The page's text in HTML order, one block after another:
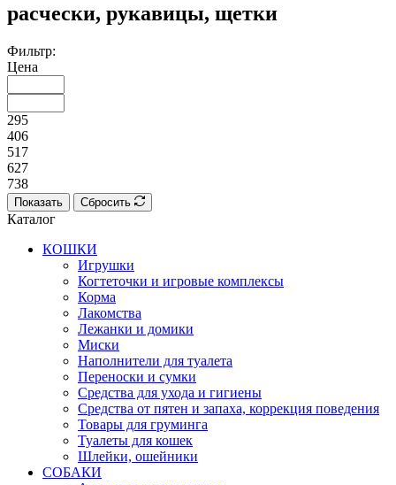
расчески, рукавицы, щетки
Фильтр:
Цена
295
406
517
627
738
Показать Сбросить
Каталог
КОШКИ
Игрушки
Когтеточки и игровые комплексы
Корма
Лакомства
Лежанки и домики
Миски
Наполнители для туалета
Переноски и сумки
Средства для ухода и гигиены
Средства от пятен и запаха, коррекция поведения
Товары для груминга
Туалеты для кошек
Шлейки, ошейники
СОБАКИ